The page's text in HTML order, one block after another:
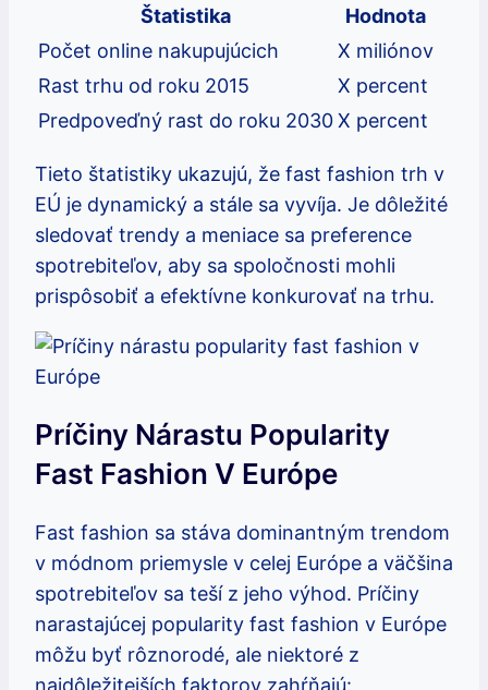
Štatistika
Hodnota
Počet online nakupujúcich
X miliónov
Rast trhu od roku 2015
X percent
Predpoveďný rast do roku 2030X percent
Tieto štatistiky ukazujú, že fast fashion trh v
EÚ je dynamický a stále sa vyvíja. Je dôležité
sledovať trendy a meniace sa preference
spotrebiteľov, aby sa spoločnosti mohli
prispôsobiť a efektívne konkurovať na trhu.
Príčiny Nárastu Popularity
Fast Fashion V Európe
Fast fashion sa stáva dominantným trendom
v módnom priemysle v celej Európe a väčšina
spotrebiteľov sa teší z jeho výhod. Príčiny
narastajúcej popularity fast fashion v Európe
môžu byť rôznorodé, ale niektoré z
najdôležitejších faktorov zahŕňajú: